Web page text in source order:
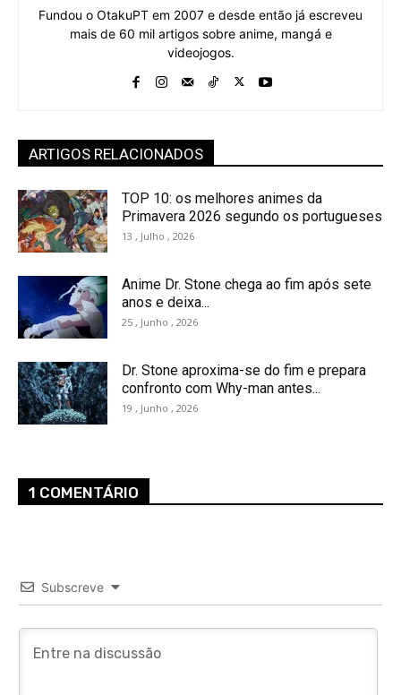
Fundou o OtakuPT em 2007 e desde então já escreveu
mais de 60 mil artigos sobre anime, mangá e
videojogos.
ARTIGOS RELACIONADOS
TOP 10: os melhores animes da
Primavera 2026 segundo os portugueses
13 , Julho , 2026
Anime Dr. Stone chega ao fim após sete
anos e deixa...
25 , Junho , 2026
Dr. Stone aproxima-se do fim e prepara
confronto com Why-man antes...
19 , Junho , 2026
1 COMENTÁRIO
Subscreve